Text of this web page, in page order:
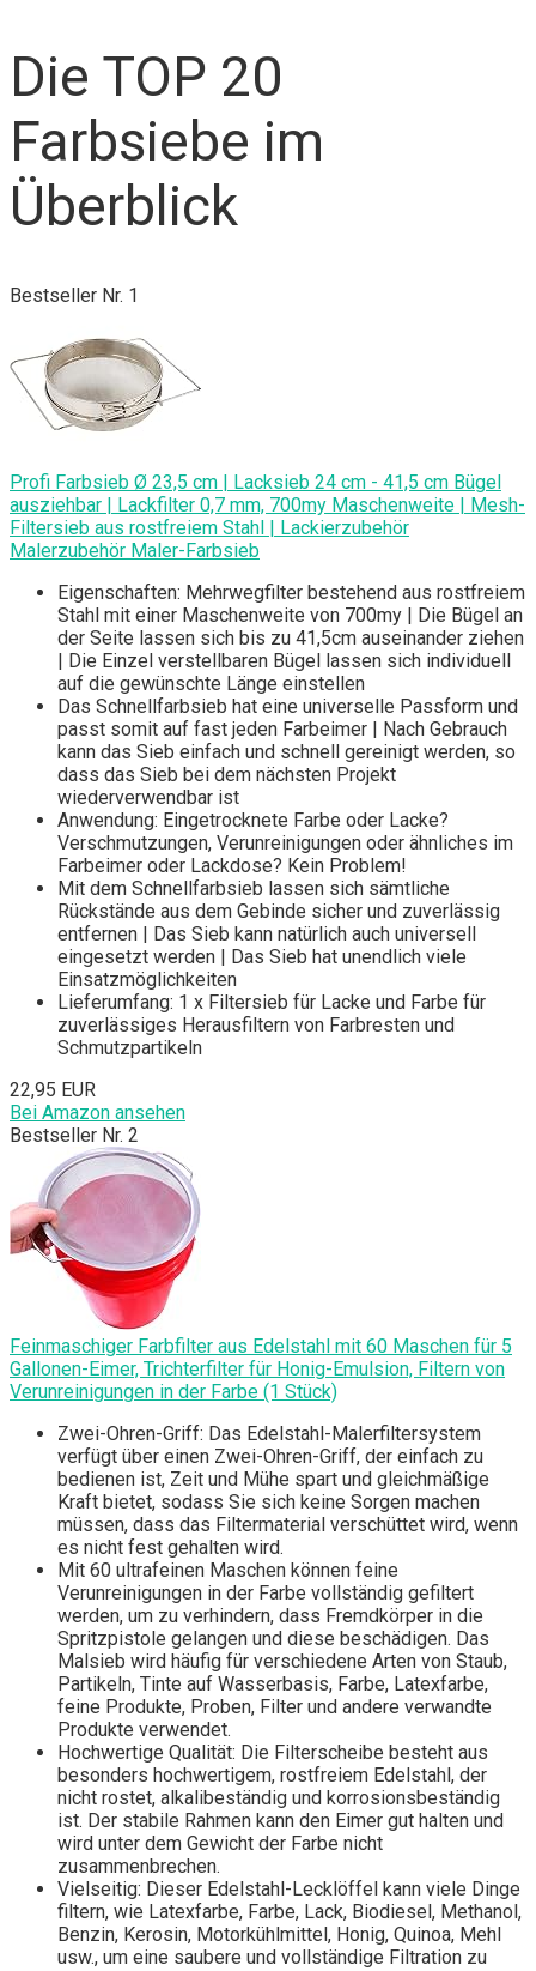
Die TOP 20
Farbsiebe im
Überblick
Bestseller Nr. 1
Profi Farbsieb Ø 23,5 cm | Lacksieb 24 cm - 41,5 cm Bügel
ausziehbar | Lackfilter 0,7 mm, 700my Maschenweite | Mesh-
Filtersieb aus rostfreiem Stahl | Lackierzubehör
Malerzubehör Maler-Farbsieb
Eigenschaften: Mehrwegfilter bestehend aus rostfreiem
Stahl mit einer Maschenweite von 700my | Die Bügel an
der Seite lassen sich bis zu 41,5cm auseinander ziehen
| Die Einzel verstellbaren Bügel lassen sich individuell
auf die gewünschte Länge einstellen
Das Schnellfarbsieb hat eine universelle Passform und
passt somit auf fast jeden Farbeimer | Nach Gebrauch
kann das Sieb einfach und schnell gereinigt werden, so
dass das Sieb bei dem nächsten Projekt
wiederverwendbar ist
Anwendung: Eingetrocknete Farbe oder Lacke?
Verschmutzungen, Verunreinigungen oder ähnliches im
Farbeimer oder Lackdose? Kein Problem!
Mit dem Schnellfarbsieb lassen sich sämtliche
Rückstände aus dem Gebinde sicher und zuverlässig
entfernen | Das Sieb kann natürlich auch universell
eingesetzt werden | Das Sieb hat unendlich viele
Einsatzmöglichkeiten
Lieferumfang: 1 x Filtersieb für Lacke und Farbe für
zuverlässiges Herausfiltern von Farbresten und
Schmutzpartikeln
22,95 EUR
Bei Amazon ansehen
Bestseller Nr. 2
Feinmaschiger Farbfilter aus Edelstahl mit 60 Maschen für 5
Gallonen-Eimer, Trichterfilter für Honig-Emulsion, Filtern von
Verunreinigungen in der Farbe (1 Stück)
Zwei-Ohren-Griff: Das Edelstahl-Malerfiltersystem
verfügt über einen Zwei-Ohren-Griff, der einfach zu
bedienen ist, Zeit und Mühe spart und gleichmäßige
Kraft bietet, sodass Sie sich keine Sorgen machen
müssen, dass das Filtermaterial verschüttet wird, wenn
es nicht fest gehalten wird.
Mit 60 ultrafeinen Maschen können feine
Verunreinigungen in der Farbe vollständig gefiltert
werden, um zu verhindern, dass Fremdkörper in die
Spritzpistole gelangen und diese beschädigen. Das
Malsieb wird häufig für verschiedene Arten von Staub,
Partikeln, Tinte auf Wasserbasis, Farbe, Latexfarbe,
feine Produkte, Proben, Filter und andere verwandte
Produkte verwendet.
Hochwertige Qualität: Die Filterscheibe besteht aus
besonders hochwertigem, rostfreiem Edelstahl, der
nicht rostet, alkalibeständig und korrosionsbeständig
ist. Der stabile Rahmen kann den Eimer gut halten und
wird unter dem Gewicht der Farbe nicht
zusammenbrechen.
Vielseitig: Dieser Edelstahl-Lecklöffel kann viele Dinge
filtern, wie Latexfarbe, Farbe, Lack, Biodiesel, Methanol,
Benzin, Kerosin, Motorkühlmittel, Honig, Quinoa, Mehl
usw., um eine saubere und vollständige Filtration zu